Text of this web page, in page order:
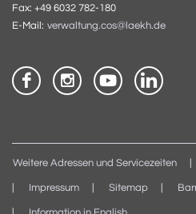
Fax: +49 6032 782-180
E-Mail: verwaltung.cos@laekh.de
Weitere Adressen und Servicezeiten
Impressum Sitemap